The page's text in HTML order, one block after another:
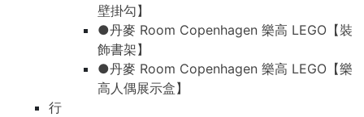
壁掛勾】
●丹麥 Room Copenhagen 樂高 LEGO【裝
飾書架】
●丹麥 Room Copenhagen 樂高 LEGO【樂
高人偶展示盒】
行